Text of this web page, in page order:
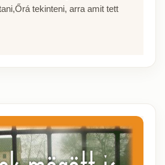
tekinteni, arra amit tett